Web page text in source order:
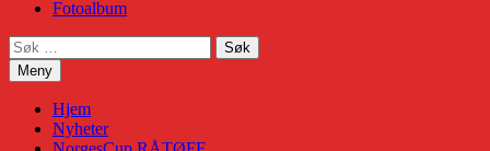
Fotoalbum
Søk
etter:
Meny
Hjem
Nyheter